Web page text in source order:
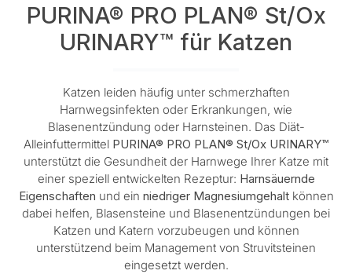
PURINA® PRO PLAN® St/Ox
URINARY™ für Katzen
Katzen leiden häufig unter schmerzhaften
Harnwegsinfekten oder Erkrankungen, wie
Blasenentzündung oder Harnsteinen. Das Diät-
Alleinfuttermittel PURINA® PRO PLAN® St/Ox URINARY™
unterstützt die Gesundheit der Harnwege Ihrer Katze mit
einer speziell entwickelten Rezeptur: Harnsäuernde
Eigenschaften und ein niedriger Magnesiumgehaltkönnen
dabei helfen, Blasensteine und Blasenentzündungen bei
Katzen und Katern vorzubeugen und können
unterstützend beim Management von Struvitsteinen
eingesetzt werden.